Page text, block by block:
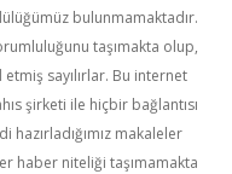
bulunmamaktadır.
taşımakta olup,
sayılırlar. Bu internet
şirketi ile hiçbir bağlantısı
hazırladığımız makaleler
haber niteliği taşımamakta